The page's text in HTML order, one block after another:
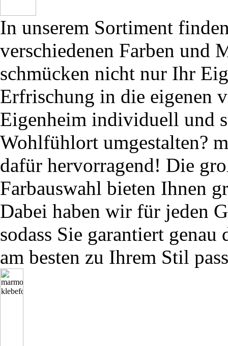
In unserem Sortiment
verschiedenen Farben und
schmücken nicht nur Ihr
Erfrischung in die eigenen
Eigenheim individuell und
Wohlfühlort umgestalten?
dafür hervorragend! Die
Farbauswahl bieten Ihnen
Dabei haben wir für jeden
sodass Sie garantiert
am besten zu Ihrem Stil